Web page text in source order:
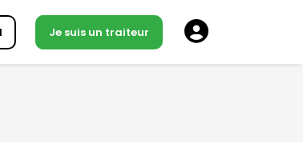
Je suis un traiteur